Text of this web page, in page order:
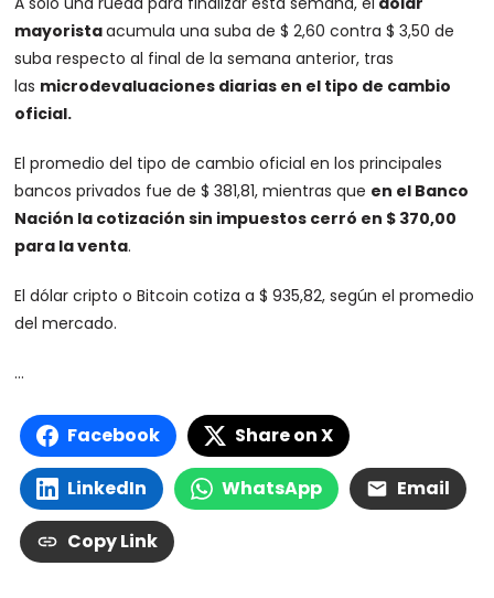
mayoristaacumula una suba de $ 2,60 contra $ 3,50 de
suba respecto al final de la semana anterior, tras
las microdevaluaciones diarias en el tipo de cambio
oficial.
El promedio del tipo de cambio oficial en los principales
bancos privados fue de $ 381,81, mientras que en el Banco
Nación la cotización sin impuestos cerró en $ 370,00
para la venta.
El dólar cripto o Bitcoin cotiza a $ 935,82, según el promedio
del mercado.
…
Facebook Share on X
LinkedIn WhatsApp Email
Copy Link